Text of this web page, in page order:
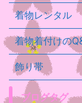
着物レンタル
着物着付けの
飾り帯
ブログタグ